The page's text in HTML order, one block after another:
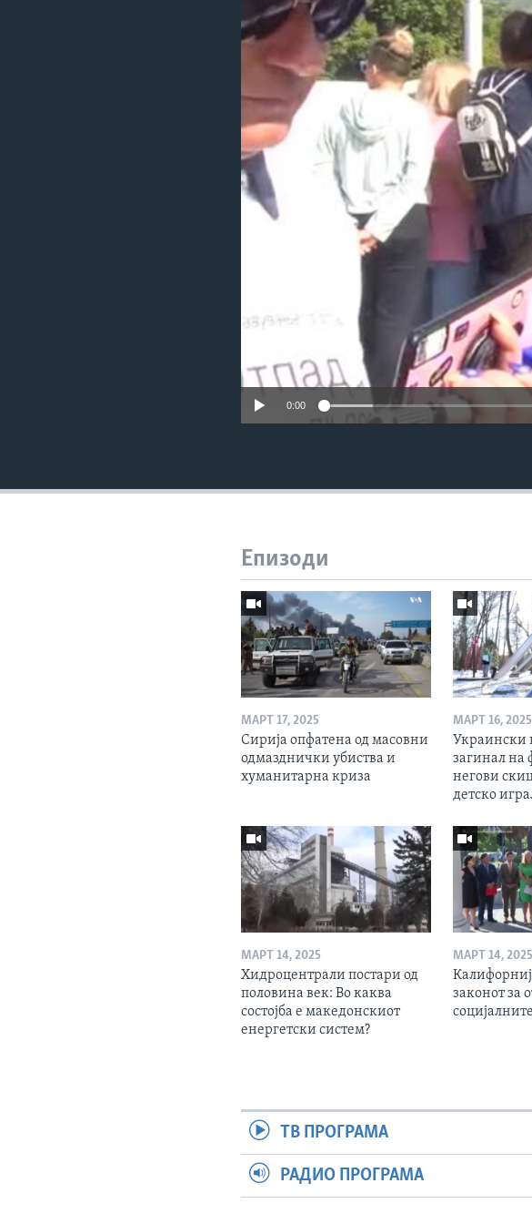
0:00
Епизоди
МАРТ 17, 2025
Сирија опфатена од масовни
одмазднички убиства и
хуманитарна криза
МАРТ 16, 2025
Украински
загинал на
негови
детско
МАРТ 14, 2025
Хидроцентрали постари од
половина век: Во каква
состојба е македонскиот
енергетски систем?
МАРТ 14, 2025
законот за
ТВ ПРОГРАМА
РАДИО ПРОГРАМА